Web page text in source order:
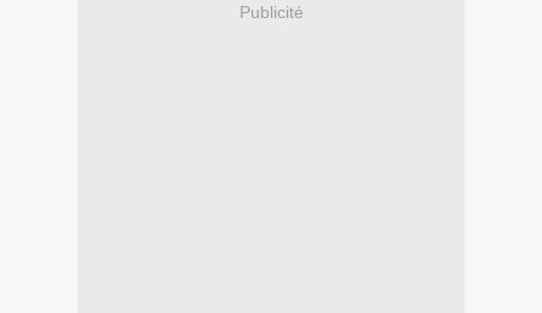
Publicité